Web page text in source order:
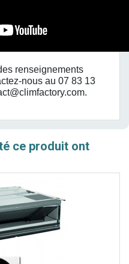
renseignements
nous au 07 83 13
ce produit ont